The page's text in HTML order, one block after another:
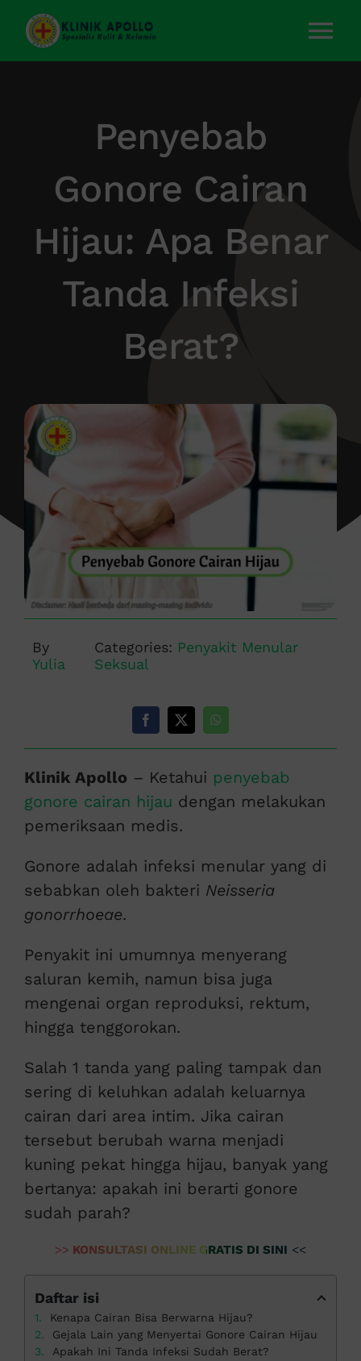
Skip
content
Tentang Kami
Artikel
Kontak Kami
Penyebab
Gonore Cairan
Hijau: Apa Benar
Tanda Infeksi
Berat?
By
Yulia
Categories: Penyakit Menular
Seksual
Klinik Apollo – Ketahui penyebab
gonore cairan hijau dengan melakukan
pemeriksaan medis.
Gonore adalah infeksi menular yang di
sebabkan oleh bakteri Neisseria
gonorrhoeae.
Penyakit ini umumnya menyerang
saluran kemih, namun bisa juga
mengenai organ reproduksi, rektum,
hingga tenggorokan.
Salah 1 tanda yang paling tampak dan
sering di keluhkan adalah keluarnya
cairan dari area intim. Jika cairan
tersebut berubah warna menjadi
kuning pekat hingga hijau, banyak yang
bertanya: apakah ini berarti gonore
sudah parah?
>> KONSULTASI ONLINE GRATIS DI SINI <<
Daftar isi
Kenapa Cairan Bisa Berwarna Hijau?
Gejala Lain yang Menyertai Gonore Cairan Hijau
Apakah Ini Tanda Infeksi Sudah Berat?